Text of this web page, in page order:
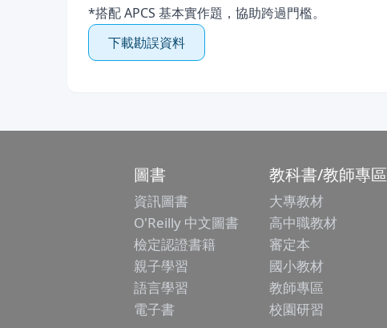
*搭配 APCS 基本實作題，協助跨過門檻。
下載勘誤資料
圖書
資訊圖書
O'Reilly 中文圖書
檢定認證書籍
親子學習
語言學習
電子書
教科書/教師專區
大專教材
高中職教材
審定本
國小教材
教師專區
校園研習